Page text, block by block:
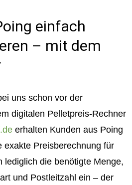
einfach
– mit dem
uns schon vor der
digitalen Pelletpreis-Rechner
erhalten Kunden aus Poing
exakte Preisberechnung für
lediglich die benötigte Menge,
und Postleitzahl ein – der